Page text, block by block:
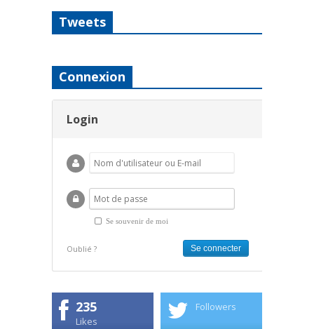
Tweets
Connexion
Login
Se souvenir de moi
Oublié ?
235
Likes
Followers